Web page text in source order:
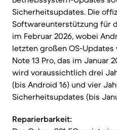
Sicherheitsupdates. Die
Softwareunterstützung für
im Februar 2026, wobei
letzten großen OS-Updates
Note 13 Pro, das im Januar
wird voraussichtlich drei
(bis Android 16) und vier
Sicherheitsupdates (bis
Reparierbarkeit: